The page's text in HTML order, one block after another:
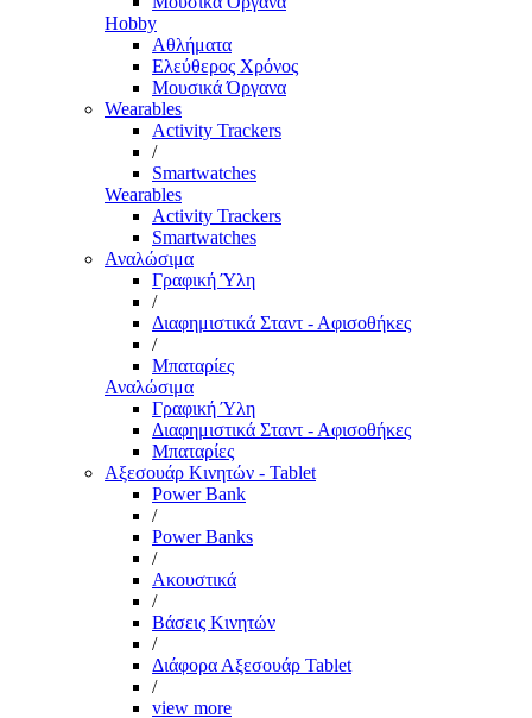
Hobby
Αθλήματα
Ελεύθερος Χρόνος
Μουσικά Όργανα
Wearables
Activity Trackers
/
Smartwatches
Wearables
Activity Trackers
Smartwatches
Αναλώσιμα
Γραφική Ύλη
/
Διαφημιστικά Σταντ - Αφισοθήκες
/
Μπαταρίες
Αναλώσιμα
Γραφική Ύλη
Διαφημιστικά Σταντ - Αφισοθήκες
Μπαταρίες
Αξεσουάρ Κινητών - Tablet
Power Bank
/
Power Banks
/
Ακουστικά
/
Βάσεις Κινητών
/
Διάφορα Αξεσουάρ Tablet
/
view more